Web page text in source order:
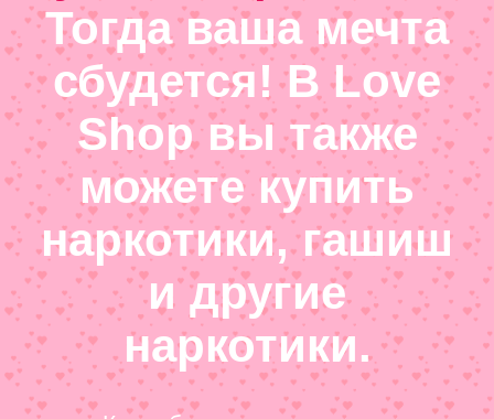
Тогда ваша мечта
сбудется! В Love
Shop вы также
можете купить
наркотики, гашиш
и другие
наркотики.